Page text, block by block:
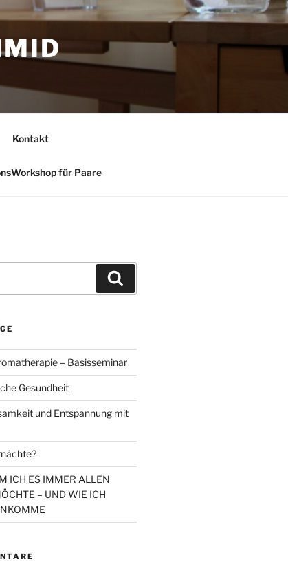
Kontakt
für Paare
– Basisseminar
Gesundheit
und Entspannung mit
ICH ES IMMER ALLEN
– UND WIE ICH